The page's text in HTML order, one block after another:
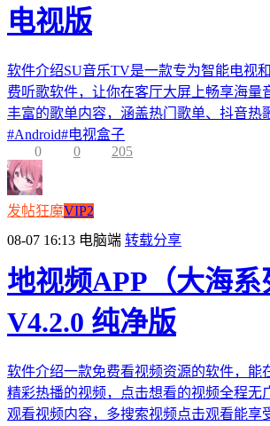
电视版
软件介绍SU音乐TV是一款专为智能电视
费听歌软件，让你在客厅大屏上畅享海量
丰富的歌单内容，涵盖热门歌单、抖音热
#Android#电视盒子
0
0 205
发帖狂魔VIP2
08-07 16:13 电脑端 转载分享
地视频APP（大海系
V4.2.0 纯净版
软件介绍一款免费看视频资源的软件，能
精彩热播的视频，点击想看的视频全程无
观看视频内容，多搜索视频点击观看能享